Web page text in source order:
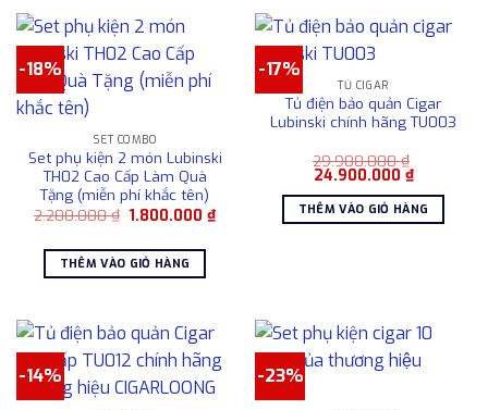
-18%
SET COMBO
Set phụ kiện 2 món Lubinski
TH02 Cao Cấp Làm Quà
Tặng (miễn phí khắc tên)
2.200.000₫ Giá
2.200.000 ₫.
1.800.000₫Giá
hiện
THÊM VÀO GIỎ HÀNG
-17%
TỦ CIGAR
Tủ điện bảo quản Cigar
Lubinski chính hãng TU003
29.900.000₫
Giá
là:
29.900.000 ₫.
24.900.000 ₫Giá
hiện
tại
là:
THÊM VÀO GIỎ HÀNG
-14% -23%